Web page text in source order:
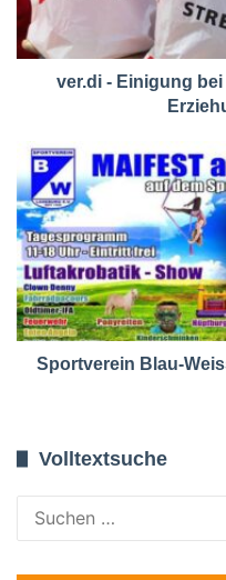
ver.di - Einigung
Sportverein Blau-
Volltextsuche